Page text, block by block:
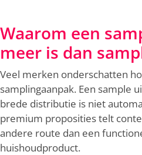
Waarom een
meer is dan
Veel merken onderschatten
samplingaanpak. Een sample
brede distributie is niet
premium proposities telt
andere route dan een
huishoudproduct.